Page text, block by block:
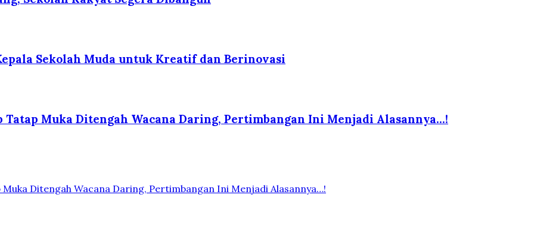
Sekolah Muda untuk Kreatif dan Berinovasi
Muka Ditengah Wacana Daring, Pertimbangan Ini Menjadi Alasannya…!
Ditengah Wacana Daring, Pertimbangan Ini Menjadi Alasannya…!